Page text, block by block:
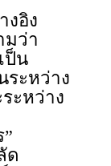
อิง
มว่า
ป็น
ระหว่าง
ะหว่าง
ด